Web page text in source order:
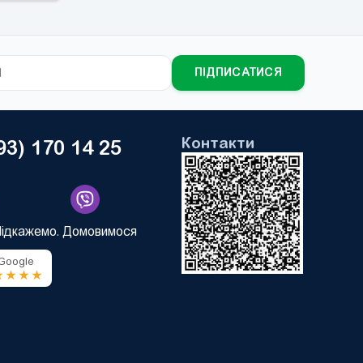
ПІДПИСАТИСЯ
170 14 25
Домовимося
Контакти